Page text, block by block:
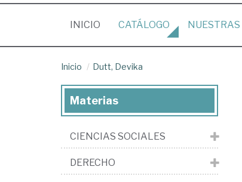
INICIO (CURRENT)
CATÁLOGO NUESTRAS
Inicio Dutt, Devika
Materias
CIENCIAS SOCIALES
DERECHO